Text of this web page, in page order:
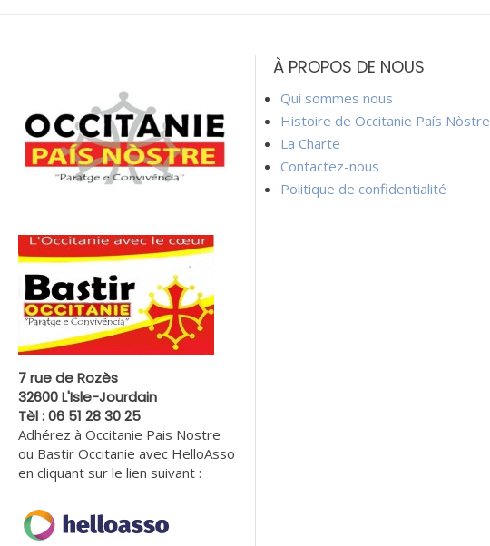
l’article
7 rue de Rozès
32600 L'Isle-Jourdain
Tèl : 06 51 28 30 25
Adhérez à Occitanie Pais Nostre
ou Bastir Occitanie avec HelloAsso
en cliquant sur le lien suivant :
À PROPOS DE NOUS
Qui sommes nous
Histoire de Occitanie País Nòstre
La Charte
Contactez-nous
Politique de confidentialité